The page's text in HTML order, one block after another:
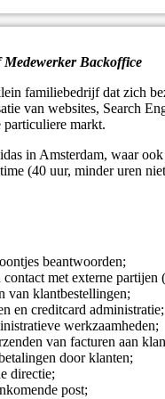
Backoffice
familiebedrijf dat zich
van websites, Search
markt.
in Amsterdam, waar
(40 uur, minder uren
beantwoorden;
met externe partijen
van klantbestellingen;
en creditcard administratie;
werkzaamheden;
van facturen aan
door klanten;
directie;
post;